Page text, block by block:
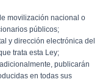
movilización nacional o
públicos;
y dirección electrónica del
trata esta Ley;
publicarán
en todas sus